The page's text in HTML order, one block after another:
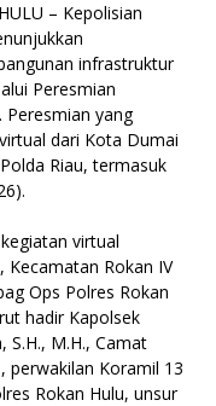
– Kepolisian
infrastruktur
Peresmian
Peresmian yang
dari Kota Dumai
Riau, termasuk
virtual
Kecamatan Rokan IV
Ops Polres Rokan
hadir Kapolsek
S.H., M.H., Camat
perwakilan Koramil 13
Rokan Hulu, unsur